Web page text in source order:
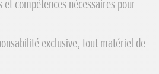
et compétences nécessaires pour
exclusive, tout matériel de